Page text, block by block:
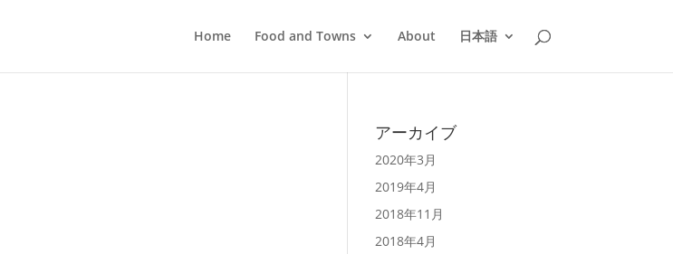
Home Food and Towns About 日本語
アーカイブ
2020年3月
2019年4月
2018年11月
2018年4月